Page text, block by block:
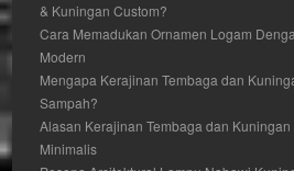
& Kuningan Custom?
Cara Memadukan Ornamen Logam
Modern
Mengapa Kerajinan Tembaga dan
Sampah?
Alasan Kerajinan Tembaga dan Kuningan
Minimalis